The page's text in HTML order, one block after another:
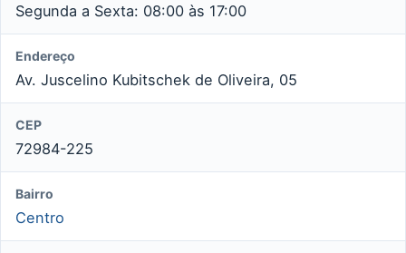
Segunda a Sexta: 08:00 às 17:00
Endereço
Av. Juscelino Kubitschek de Oliveira, 05
CEP
72984-225
Bairro
Centro